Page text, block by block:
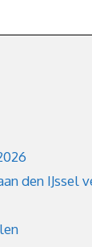
den IJssel